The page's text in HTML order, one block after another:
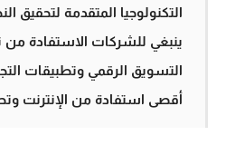
التكنولوجيا المتقدمة لتحقيق
ينبغي للشركات الاستفادة من
التسويق الرقمي وتطبيقات
أقصى استفادة من الإنترنت